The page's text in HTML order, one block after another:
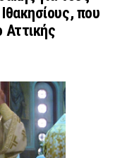
που
Αττικής